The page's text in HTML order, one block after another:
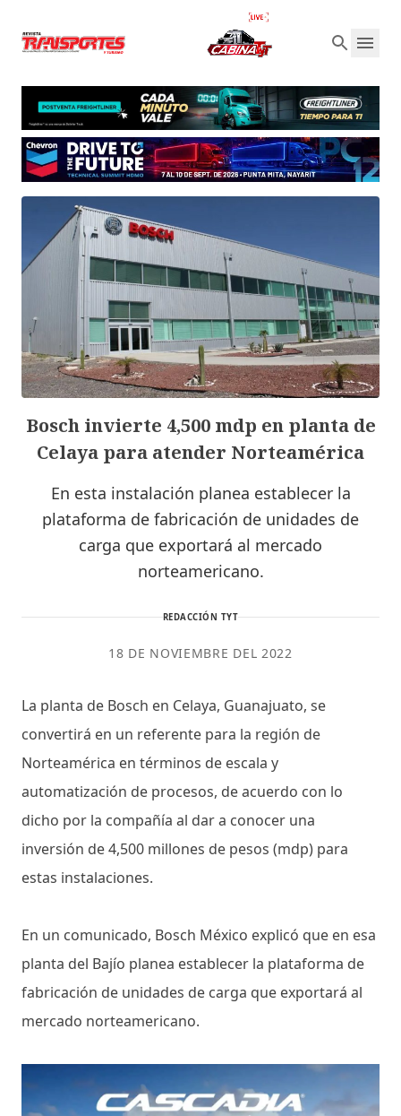
Bosch invierte 4,500 mdp en planta de
Celaya para atender Norteamérica
En esta instalación planea establecer la
plataforma de fabricación de unidades de
carga que exportará al mercado
norteamericano.
REDACCIÓN TYT
18 DE NOVIEMBRE DEL 2022
La planta de Bosch en Celaya, Guanajuato, se
convertirá en un referente para la región de
Norteamérica en términos de escala y
automatización de procesos, de acuerdo con lo
dicho por la compañía al dar a conocer una
inversión de 4,500 millones de pesos (mdp) para
estas instalaciones.
En un comunicado, Bosch México explicó que en esa
planta del Bajío planea establecer la plataforma de
fabricación de unidades de carga que exportará al
mercado norteamericano.